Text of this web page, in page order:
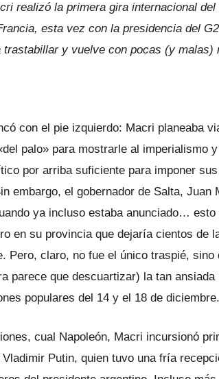
realizó la primera gira internacional
esta vez con la presidencia del
y vuelve con pocas (y malas)
con el pie izquierdo: Macri planeaba
palo» para mostrarle al imperialismo
por arriba suficiente para imponer
embargo, el gobernador de Salta, Juan
ya incluso estaba anunciado…
en su provincia que dejaría cientos de
Pero, claro, no fue el único traspié, sino
parece que descuartizar) la tan
populares del 14 y el 18 de diciembre.
cual Napoleón, Macri incursionó
Putin, quien tuvo una fría